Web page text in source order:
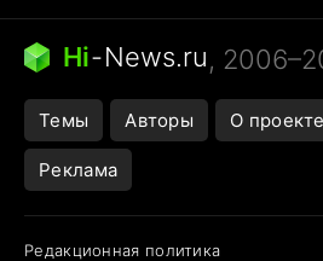
Бензин 100 и 95
Тунцы в
Следующая пандемия
Hi-News.ru,
Темы Авторы О проекте
Реклама
Редакционная политика